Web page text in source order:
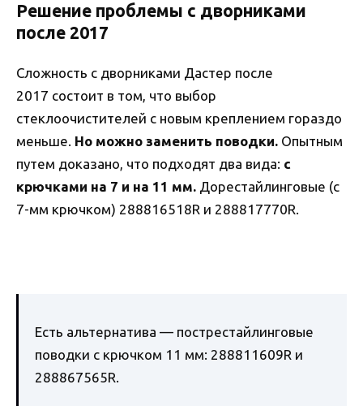
Решение проблемы с дворниками
после 2017
Сложность с дворниками Дастер после
2017 состоит в том, что выбор
стеклоочистителей с новым креплением гораздо
меньше. Но можно заменить поводки. Опытным
путем доказано, что подходят два вида: с
крючками на 7 и на 11 мм. Дорестайлинговые (с
7-мм крючком) 288816518R и 288817770R.
Есть альтернатива — пострестайлинговые
поводки с крючком 11 мм: 288811609R и
288867565R.